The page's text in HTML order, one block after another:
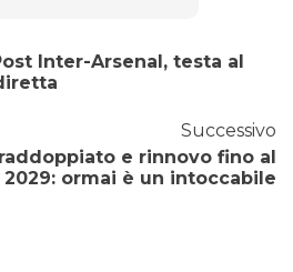
Inter-Arsenal, testa al
Successivo
e rinnovo fino al
2029: ormai è un intoccabile